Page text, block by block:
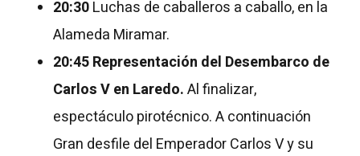
20:30Luchas de caballeros a caballo, en la
Alameda Miramar.
20:45Representación del Desembarco de
Carlos V en Laredo.Al finalizar,
espectáculo pirotécnico. A continuación
Gran desfile del Emperador Carlos V y su